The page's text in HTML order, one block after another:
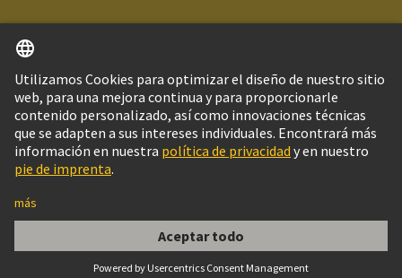
Argentina Español
© Grupo Tecnológico HARTING
Configuración de cookies